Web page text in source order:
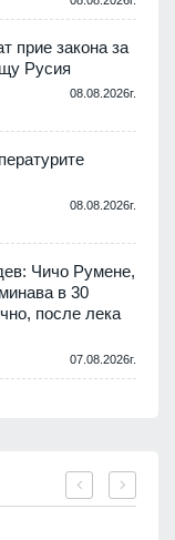
прие закона за
Русия
08.08.2026г.
08.08.2026г.
Чичо Румене,
в 30
после лека
07.08.2026г.